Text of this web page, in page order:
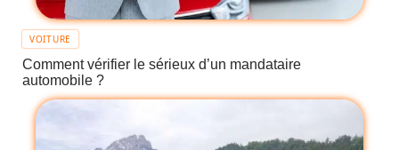
VOITURE
Comment vérifier le sérieux d’un mandataire
automobile ?